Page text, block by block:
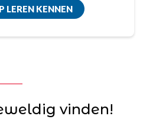
LEREN KENNEN
vinden!